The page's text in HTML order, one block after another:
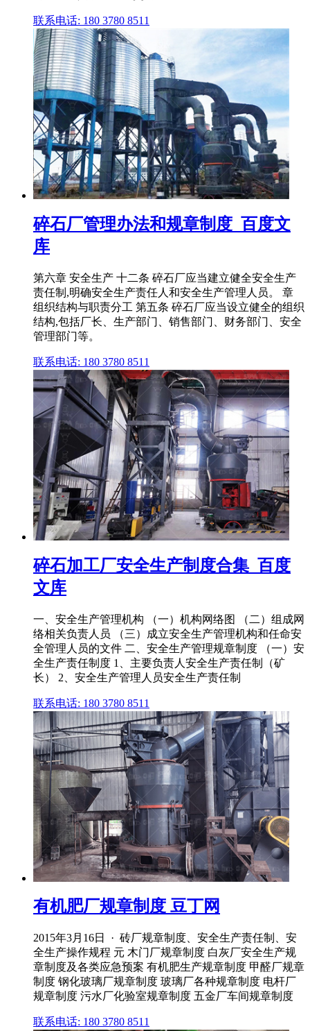
联系电话: 180 3780 8511
碎石厂管理办法和规章制度_百度文
库
第六章 安全生产 十二条 碎石厂应当建立健全安全生产
责任制,明确安全生产责任人和安全生产管理人员。 章
组织结构与职责分工 第五条 碎石厂应当设立健全的组织
结构,包括厂长、生产部门、销售部门、财务部门、安全
管理部门等。
联系电话: 180 3780 8511
碎石加工厂安全生产制度合集_百度
文库
一、安全生产管理机构 （一）机构网络图 （二）组成网
络相关负责人员 （三）成立安全生产管理机构和任命安
全管理人员的文件 二、安全生产管理规章制度 （一）安
全生产责任制度 1、主要负责人安全生产责任制（矿
长） 2、安全生产管理人员安全生产责任制
联系电话: 180 3780 8511
有机肥厂规章制度 豆丁网
2015年3月16日 · 砖厂规章制度、安全生产责任制、安
全生产操作规程 元 木门厂规章制度 白灰厂安全生产规
章制度及各类应急预案 有机肥生产规章制度 甲醛厂规章
制度 钢化玻璃厂规章制度 玻璃厂各种规章制度 电杆厂
规章制度 污水厂化验室规章制度 五金厂车间规章制度
联系电话: 180 3780 8511